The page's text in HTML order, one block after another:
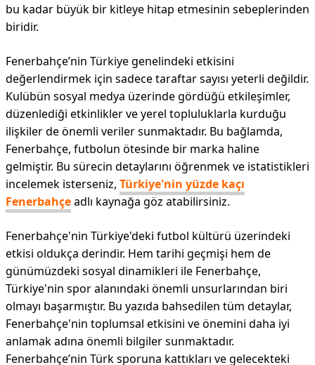
bu kadar büyük bir kitleye hitap etmesinin sebeplerinden
biridir.
Fenerbahçe’nin Türkiye genelindeki etkisini
değerlendirmek için sadece taraftar sayısı yeterli değildir.
Kulübün sosyal medya üzerinde gördüğü etkileşimler,
düzenlediği etkinlikler ve yerel topluluklarla kurduğu
ilişkiler de önemli veriler sunmaktadır. Bu bağlamda,
Fenerbahçe, futbolun ötesinde bir marka haline
gelmiştir. Bu sürecin detaylarını öğrenmek ve istatistikleri
incelemek isterseniz, Türkiye'nin yüzde kaçı
Fenerbahçeadlı kaynağa göz atabilirsiniz.
Fenerbahçe'nin Türkiye'deki futbol kültürü üzerindeki
etkisi oldukça derindir. Hem tarihi geçmişi hem de
günümüzdeki sosyal dinamikleri ile Fenerbahçe,
Türkiye'nin spor alanındaki önemli unsurlarından biri
olmayı başarmıştır. Bu yazıda bahsedilen tüm detaylar,
Fenerbahçe'nin toplumsal etkisini ve önemini daha iyi
anlamak adına önemli bilgiler sunmaktadır.
Fenerbahçe’nin Türk sporuna kattıkları ve gelecekteki